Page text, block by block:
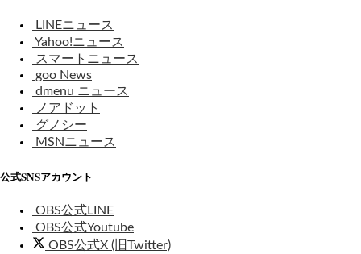
LINEニュース
Yahoo!ニュース
スマートニュース
goo News
dmenu ニュース
ノアドット
グノシー
MSNニュース
公式SNSアカウント
OBS公式LINE
OBS公式Youtube
OBS公式X (旧Twitter)